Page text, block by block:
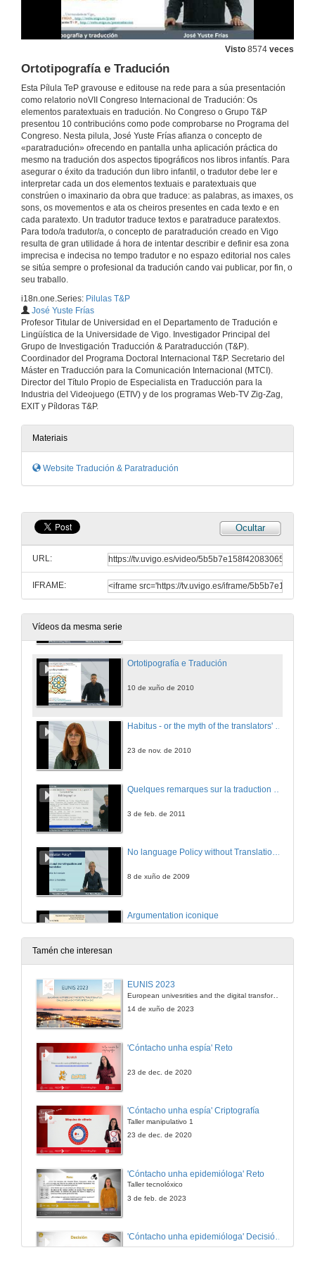
Visto 8574 veces
Ortotipografía e Tradución
Esta Pílula TeP gravouse e editouse na rede para a súa presentación
como relatorio noVII Congreso Internacional de Tradución: Os
elementos paratextuais en tradución. No Congreso o Grupo T&P
presentou 10 contribucións como pode comprobarse no Programa del
Congreso. Nesta pilula, José Yuste Frías afianza o concepto de
«paratradución» ofrecendo en pantalla unha aplicación práctica do
mesmo na tradución dos aspectos tipográficos nos libros infantís. Para
asegurar o éxito da tradución dun libro infantil, o tradutor debe ler e
interpretar cada un dos elementos textuais e paratextuais que
constrúen o imaxinario da obra que traduce: as palabras, as imaxes, os
sons, os movementos e ata os cheiros presentes en cada texto e en
cada paratexto. Un tradutor traduce textos e paratraduce paratextos.
Para todo/a tradutor/a, o concepto de paratradución creado en Vigo
resulta de gran utilidade á hora de intentar describir e definir esa zona
imprecisa e indecisa no tempo tradutor e no espazo editorial nos cales
se sitúa sempre o profesional da tradución cando vai publicar, por fin, o
seu traballo.
i18n.one.Series: Pilulas T&P
José Yuste Frías
Profesor Titular de Universidad en el Departamento de Tradución e
Lingüística de la Universidade de Vigo. Investigador Principal del
Grupo de Investigación Traducción & Paratraducción (T&P).
Coordinador del Programa Doctoral Internacional T&P. Secretario del
Máster en Traducción para la Comunicación Internacional (MTCI).
Director del Título Propio de Especialista en Traducción para la
Industria del Videojuego (ETIV) y de los programas Web-TV Zig-Zag,
EXIT y Píldoras T&P.
Materiais
Website Tradución & Paratradución
Ocultar
URL:
IFRAME:
Vídeos da mesma serie
7 de abr. de 2011
Introduction à l'ibérisme
22 de mar. de 2011
Le Pont international du Minho: une politique ibériste
22 de mar. de 2011
1 de mar. de 2011
Translation under sociological scrutiny:
5 de mar. de 2010
Rewriting and Paratranslating History in the Creation of Etiological Myths
Ortotipografía e Tradución
10 de xuño de 2010
Habitus - or the myth of the translators' submissiveness
23 de nov. de 2010
3 de feb. de 2011
No language Policy without Translation Policy
8 de xuño de 2009
Argumentation iconique
8 de xuño de 2009
Tamén che interesan
EUNIS 2023
European univesrities and the digital transformation: challenges and opportunities ahead
14 de xuño de 2023
'Cóntacho unha espía' Reto
23 de dec. de 2020
'Cóntacho unha espía' Criptografía
Taller manipulativo 1
23 de dec. de 2020
'Cóntacho unha epidemióloga' Reto
Taller tecnolóxico
3 de feb. de 2023
'Cóntacho unha epidemióloga' Decisións nun partido de baloncesto 4